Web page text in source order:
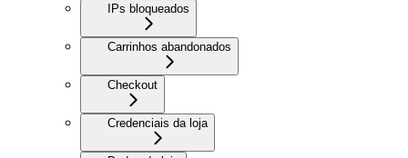
IPs bloqueados
Carrinhos abandonados
Checkout
Credenciais da loja